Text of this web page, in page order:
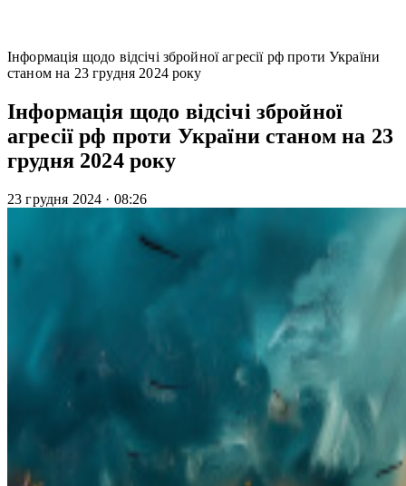
Інформація щодо відсічі збройної агресії рф проти України
станом на 23 грудня 2024 року
Інформація щодо відсічі збройної
агресії рф проти України станом на 23
грудня 2024 року
23 грудня 2024 · 08:26